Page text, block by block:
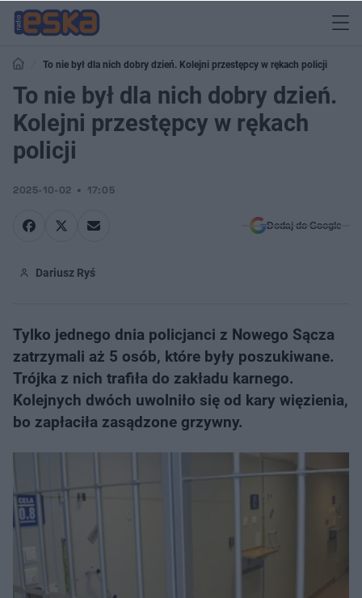
To nie był dla nich dobry dzień. Kolejni przestępcy w rękach policji
To nie był dla nich dobry dzień.
Kolejni przestępcy w rękach
policji
2025-10-02 17:05
Dodaj do Google
Dariusz Ryś
Tylko jednego dnia policjanci z Nowego Sącza
zatrzymali aż 5 osób, które były poszukiwane.
Trójka z nich trafiła do zakładu karnego.
Kolejnych dwóch uwolniło się od kary więzienia,
bo zapłaciła zasądzone grzywny.